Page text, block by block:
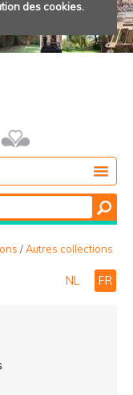
des cookies.
/Autres collections
NL FR